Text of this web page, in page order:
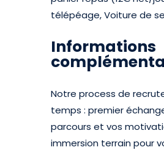
télépéage, Voiture de
Informations
Notre process de
temps : premier
parcours et vos
immersion terrain pour